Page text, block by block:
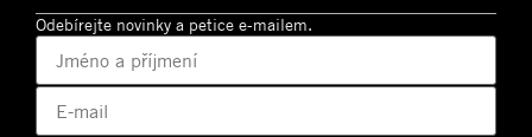
Odebírejte novinky a petice e-mailem.